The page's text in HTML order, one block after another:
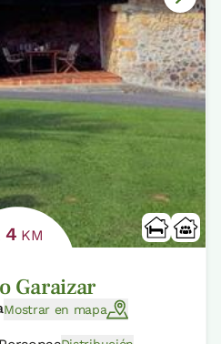
4 KM
Garaizar
Mostrar en mapa